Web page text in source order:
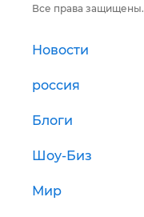
Все права защищены.
Новости
россия
Блоги
Шоу-Биз
Мир